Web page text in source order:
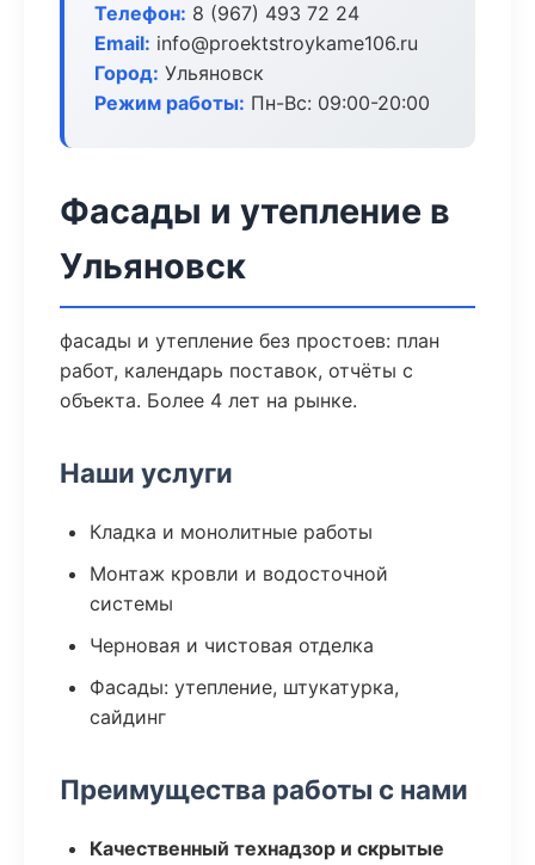
Телефон: 8 (967) 493 72 24
Email: info@proektstroykame106.ru
Город: Ульяновск
Режим работы: Пн-Вс: 09:00-20:00
Фасады и утепление в
Ульяновск
фасады и утепление без простоев: план
работ, календарь поставок, отчёты с
объекта. Более 4 лет на рынке.
Наши услуги
Кладка и монолитные работы
Монтаж кровли и водосточной
системы
Черновая и чистовая отделка
Фасады: утепление, штукатурка,
сайдинг
Преимущества работы с нами
Качественный технадзор и скрытые